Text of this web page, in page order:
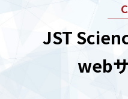
JST
web